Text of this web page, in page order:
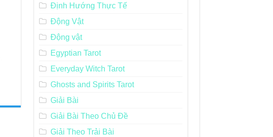
Định Hướng Thực Tế
Động Vật
Động vật
Egyptian Tarot
Everyday Witch Tarot
Ghosts and Spirits Tarot
Giải Bài
Giải Bài Theo Chủ Đề
Giải Theo Trải Bài